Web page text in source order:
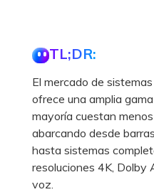
TL;DR:
El mercado de
ofrece una amplia
mayoría cuestan
abarcando desde
hasta sistemas
resoluciones 4K,
voz.